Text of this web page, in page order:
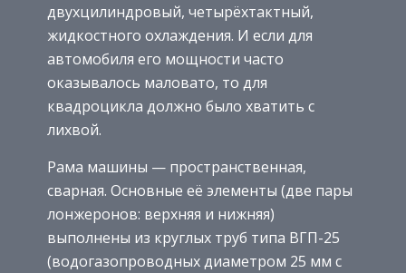
двухцилиндровый, четырёхтактный,
жидкостного охлаждения. И если для
автомобиля его мощности часто
оказывалось маловато, то для
квадроцикла должно было хватить с
лихвой.
Рама машины — пространственная,
сварная. Основные её элементы (две пары
лонжеронов: верхняя и нижняя)
выполнены из круглых труб типа ВГП-25
(водогазопроводных диаметром 25 мм с